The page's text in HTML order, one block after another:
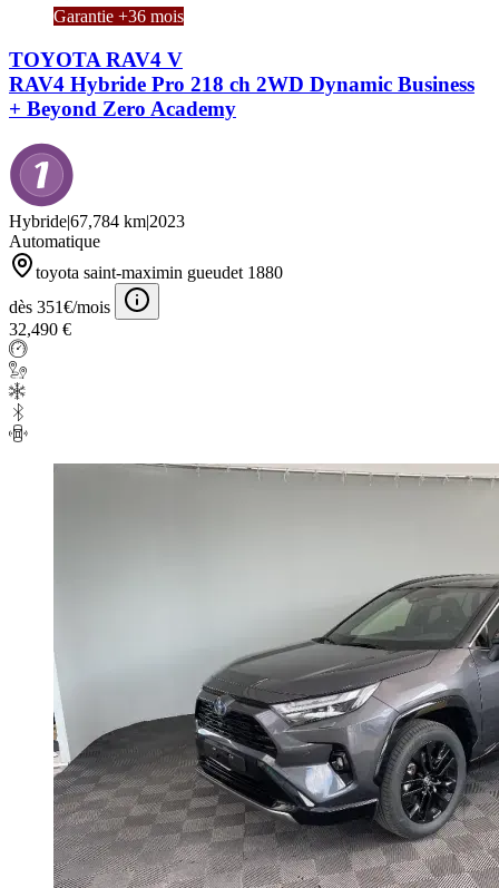
Garantie +36 mois
TOYOTA RAV4 V
RAV4 Hybride Pro 218 ch 2WD Dynamic Business
+ Beyond Zero Academy
Hybride|67,784 km|2023
Automatique
toyota saint-maximin gueudet 1880
dès 351€/mois
32,490 €